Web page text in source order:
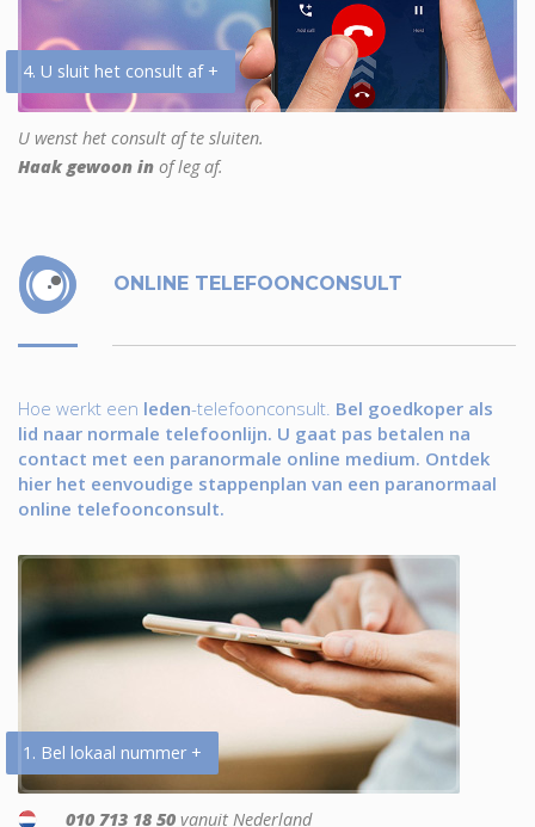
4. U sluit het consult af +
U wenst het consult af te sluiten.
Haak gewoon in of leg af.
ONLINE TELEFOONCONSULT
Hoe werkt een leden-telefoonconsult. Bel goedkoper als
lid naar normale telefoonlijn. U gaat pas betalen na
contact met een paranormale online medium. Ontdek
hier het eenvoudige stappenplan van een paranormaal
online telefoonconsult.
1. Bel lokaal nummer +
010 713 18 50 vanuit Nederland